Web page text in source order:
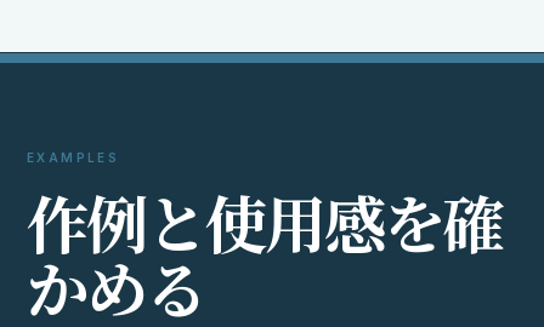
EXAMPLES
作例と使用感を確
かめる